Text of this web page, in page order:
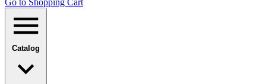
Go to Shopping Сart
Catalog